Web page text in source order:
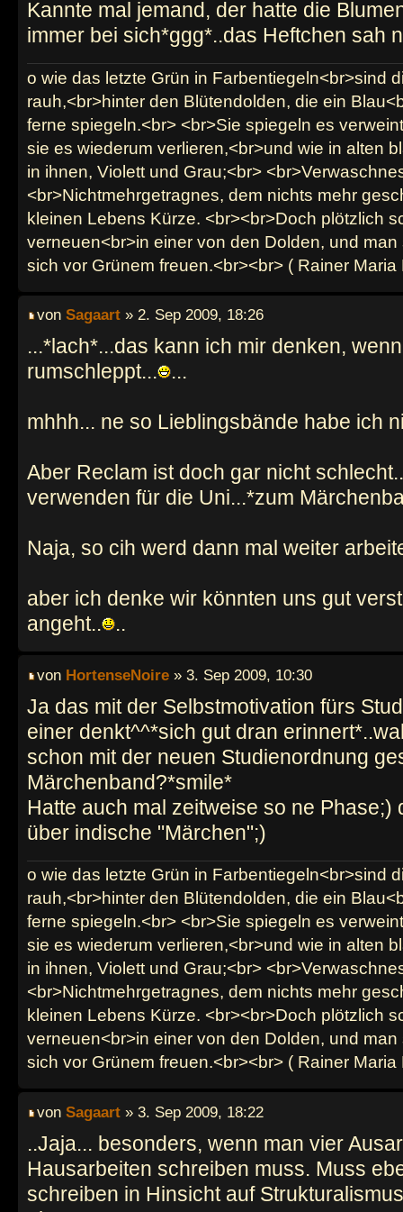
Kannte mal jemand, der hatte die
immer bei sich*ggg*..das Heftchen sah
o wie das letzte Grün in Farbentiegeln<br>sind
rauh,<br>hinter den Blütendolden, die ein
ferne spiegeln.<br> <br>Sie spiegeln es
sie es wiederum verlieren,<br>und wie in alten
in ihnen, Violett und Grau;<br>
<br>Nichtmehrgetragnes, dem nichts mehr
kleinen Lebens Kürze. <br><br>Doch plötzlich
verneuen<br>in einer von den Dolden, und
sich vor Grünem freuen.<br><br> ( Rainer
von Sagaart » 2. Sep 2009, 18:26
...*lach*...das kann ich mir denken,
rumschleppt...
...
mhhh... ne so Lieblingsbände habe ich
Aber Reclam ist doch gar nicht
verwenden für die Uni...*zum
Naja, so cih werd dann mal weiter
aber ich denke wir könnten uns gut
angeht..
..
von HortenseNoire » 3. Sep 2009, 10:30
Ja das mit der Selbstmotivation fürs
einer denkt^^*sich gut dran
schon mit der neuen Studienordnung
Märchenband?*smile*
Hatte auch mal zeitweise so ne Phase;)
über indische "Märchen";)
o wie das letzte Grün in Farbentiegeln<br>sind
rauh,<br>hinter den Blütendolden, die ein
ferne spiegeln.<br> <br>Sie spiegeln es
sie es wiederum verlieren,<br>und wie in alten
in ihnen, Violett und Grau;<br>
<br>Nichtmehrgetragnes, dem nichts mehr
kleinen Lebens Kürze. <br><br>Doch plötzlich
verneuen<br>in einer von den Dolden, und
sich vor Grünem freuen.<br><br> ( Rainer
von Sagaart » 3. Sep 2009, 18:22
..Jaja... besonders, wenn man vier
Hausarbeiten schreiben muss. Muss
schreiben in Hinsicht auf